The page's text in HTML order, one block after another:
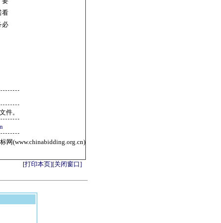
看
必
件。
网(www.chinabidding.org.cn)
[打印本页][关闭窗口]